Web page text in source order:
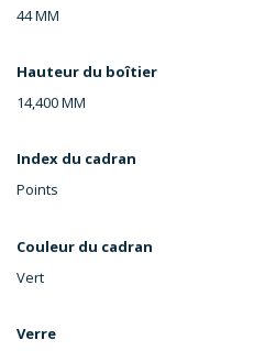
44 MM
Hauteur du boîtier
14,400 MM
Index du cadran
Points
Couleur du cadran
Vert
Verre